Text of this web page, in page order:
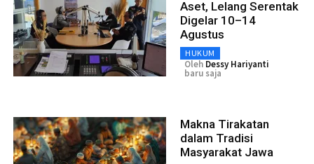
Aset, Lelang Serentak
Digelar 10–14
Agustus
HUKUM
Oleh Dessy Hariyanti
baru saja
Makna Tirakatan
dalam Tradisi
Masyarakat Jawa